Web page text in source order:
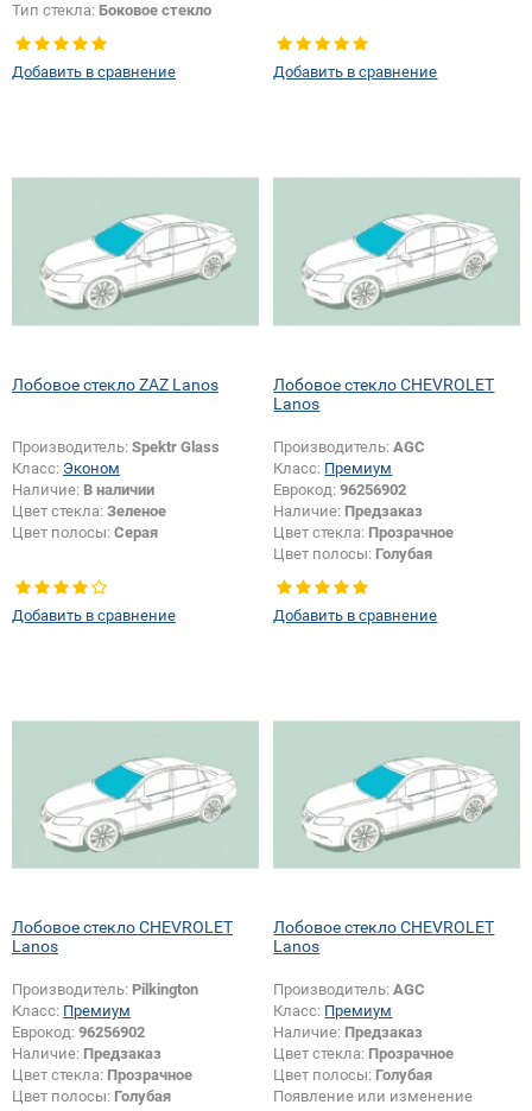
Тип стекла: Боковое стекло
правое
Добавить в сравнение Добавить в сравнение
Лобовое стекло ZAZ Lanos
Производитель: Spektr Glass
Класс: Эконом
Наличие: В наличии
Цвет стекла: Зеленое
Цвет полосы: Серая
Добавить в сравнение
Лобовое стекло CHEVROLET
Lanos
Производитель:AGC
Класс: Премиум
Еврокод:96256902
Наличие: Предзаказ
Цвет стекла: Прозрачное
Цвет полосы: Голубая
Добавить в сравнение
Лобовое стекло CHEVROLET
Lanos
Производитель: Pilkington
Класс: Премиум
Еврокод: 96256902
Наличие: Предзаказ
Цвет стекла: Прозрачное
Цвет полосы: Голубая
Лобовое стекло CHEVROLET
Lanos
Производитель:AGC
Класс: Премиум
Наличие: Предзаказ
Цвет стекла: Прозрачное
Цвет полосы: Голубая
Появление или изменение